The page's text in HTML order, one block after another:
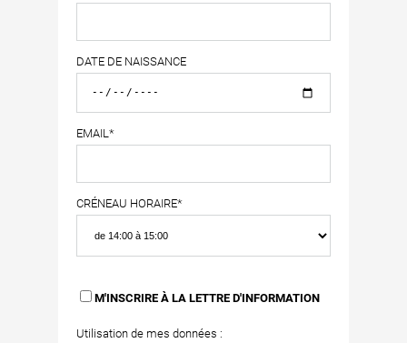
DATE DE NAISSANCE
EMAIL*
CRÉNEAU HORAIRE*
M'INSCRIRE À LA LETTRE D'INFORMATION
Utilisation de mes données :